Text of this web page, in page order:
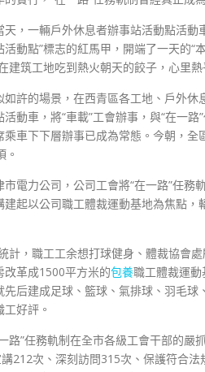
天，一輛戶外休息者辦事站活動點活
動點”標志的紅馬甲，開端了一天的
建筑工地吃到熱火朝天的餃子，心里
如許的場景，在西青區各工地、戶外
動車，將“車載”工會辦事，與“在一
乘車下下層辦事已成為常態。今朝，
。
市電力公司，公司工會將“在一路”任務
建起以公司職工體裁運動基地為焦點
計，職工工余想打球健身、體裁協會
改革成1500平方米的包養職工體裁運
先后建成足球、籃球、氣排球、羽毛球
好評。
路”任務軌制在全市各級工會干部的
212次、深刻訪問315次、保護符合法